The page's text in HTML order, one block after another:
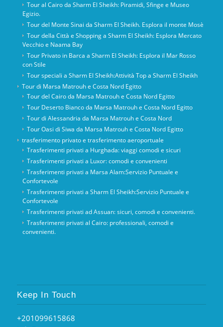
Tour al Cairo da Sharm El Sheikh: Piramidi, Sfinge e Museo
Egizio.
Tour del Monte Sinai da Sharm El Sheikh. Esplora il monte Mosè
Tour della Città e Shopping a Sharm El Sheikh: Esplora Mercato
Vecchio e Naama Bay
Tour Privato in Barca a Sharm El Sheikh: Esplora il Mar Rosso
con Stile
Tour speciali a Sharm El Sheikh:Attività Top a Sharm El Sheikh
Tour di Marsa Matrouh e Costa Nord Egitto
Tour del Cairo da Marsa Matrouh e Costa Nord Egitto
Tour Deserto Bianco da Marsa Matrouh e Costa Nord Egitto
Tour di Alessandria da Marsa Matrouh e Costa Nord
Tour Oasi di Siwa da Marsa Matrouh e Costa Nord Egitto
trasferimento privato e trasferimento aeroportuale
Trasferimenti privati ​​a Hurghada: viaggi comodi e sicuri
Trasferimenti privati ​​a Luxor: comodi e convenienti
Trasferimenti privati ​​a Marsa Alam:Servizio Puntuale e
Confortevole
Trasferimenti privati ​​a Sharm El Sheikh:Servizio Puntuale e
Confortevole
Trasferimenti privati ​​ad Assuan: sicuri, comodi e convenienti.
Trasferimenti privati ​​al Cairo: professionali, comodi e
convenienti.
Keep In Touch
+201099615868